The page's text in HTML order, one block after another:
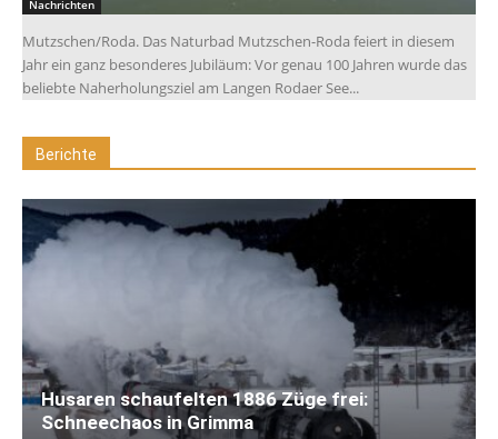
Nachrichten
Mutzschen/Roda. Das Naturbad Mutzschen-Roda feiert in diesem
Jahr ein ganz besonderes Jubiläum: Vor genau 100 Jahren wurde das
beliebte Naherholungsziel am Langen Rodaer See...
Berichte
Husaren schaufelten 1886 Züge frei:
Schneechaos in Grimma